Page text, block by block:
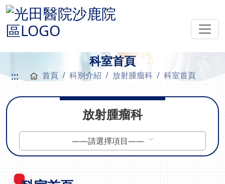
科室首頁
::: 首頁 科別介紹 放射腫瘤科 科室首頁
放射腫瘤科
——請選擇項目——